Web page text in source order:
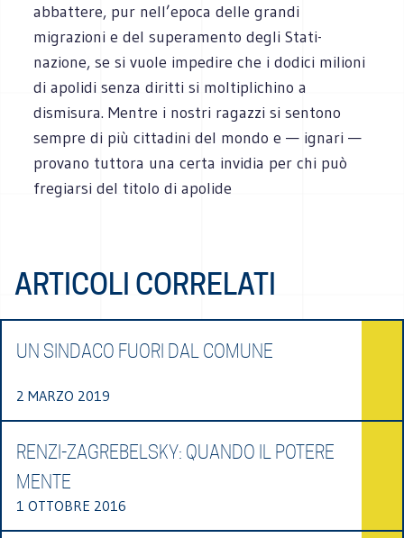
abbattere, pur nell’epoca delle grandi
migrazioni e del superamento degli Stati-
nazione, se si vuole impedire che i dodici milioni
di apolidi senza diritti si moltiplichino a
dismisura. Mentre i nostri ragazzi si sentono
sempre di più cittadini del mondo e — ignari —
provano tuttora una certa invidia per chi può
fregiarsi del titolo di apolide
ARTICOLI CORRELATI
UN SINDACO FUORI DAL COMUNE
2 MARZO 2019
RENZI-ZAGREBELSKY: QUANDO IL POTERE
MENTE
1 OTTOBRE 2016